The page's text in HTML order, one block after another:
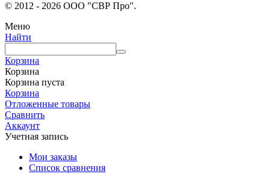
© 2012 - 2026 ООО "СВР Про".
Меню
Найти
Корзина
Корзина
Корзина пуста
Корзина
Отложенные товары
Сравнить
Аккаунт
Учетная запись
Мои заказы
Список сравнения